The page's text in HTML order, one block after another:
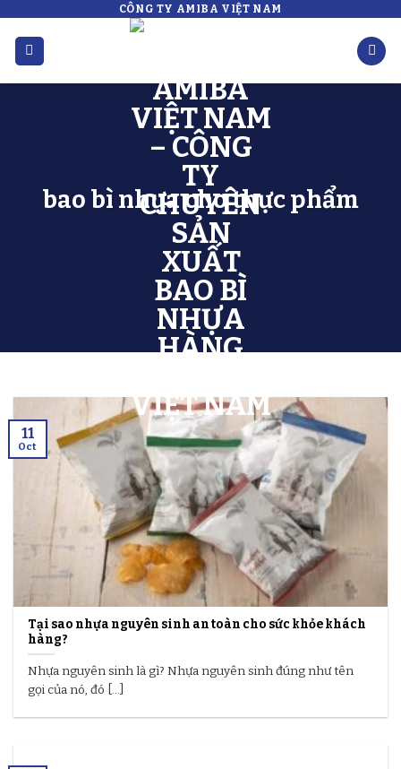
content
CÔNG TY AMIBA VIỆT NAM
bao bì nhựa cho thực phẩm
Tại sao nhựa nguyên sinh an toàn cho sức khỏe khách
hàng?
Nhựa nguyên sinh là gì? Nhựa nguyên sinh đúng như tên
gọi của nó, đó [...]
11
Oct